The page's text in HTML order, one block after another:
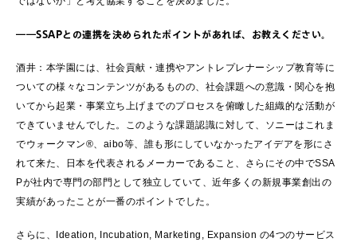
――SSAPとの連携を決められたポイントがあれば、お教えください。
酒井：本学園には、社会貢献・連携やアントレプレナーシップ教育等に
ついての様々なコンテンツがあるものの、社会課題への意識・関心を抱
いてから起業・事業立ち上げまでのプロセスを俯瞰した組織的な活動が
できていませんでした。このような課題認識に対して、ソニーはこれま
でウォークマン®、aibo等、誰も形にしていなかったアイデアを形にさ
れて来た、日本を代表されるメーカーであること、さらにその中でSSA
Pが社内で専門の部門として独立していて、近年多くの新規事業創出の
実績があったことが一番のポイントでした。
さらに、Ideation, Incubation, Marketing, Expansion の4つのサービス